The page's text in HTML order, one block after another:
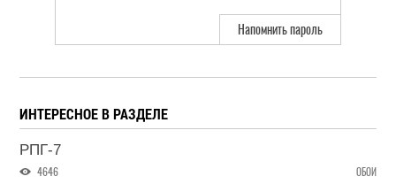
Напомнить пароль
ИНТЕРЕСНОЕ В РАЗДЕЛЕ
РПГ-7
4646 ОБОИ